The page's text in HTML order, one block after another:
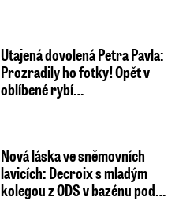
Utajená dovolená Petra Pavla:
Prozradily ho fotky! Opět v
oblíbené rybí…
Nová láska ve sněmovních
lavicích: Decroix s mladým
kolegou z ODS v bazénu pod…